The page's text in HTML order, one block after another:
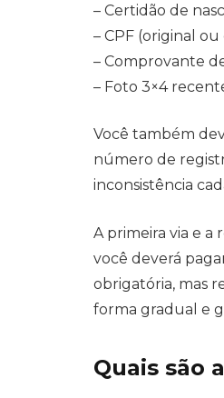
– Certidão de
– CPF (original
– Comprovante
– Foto 3×4
Você também
número de
inconsistência
A primeira via e a
você deverá
obrigatória, mas
forma gradual e
Quais são